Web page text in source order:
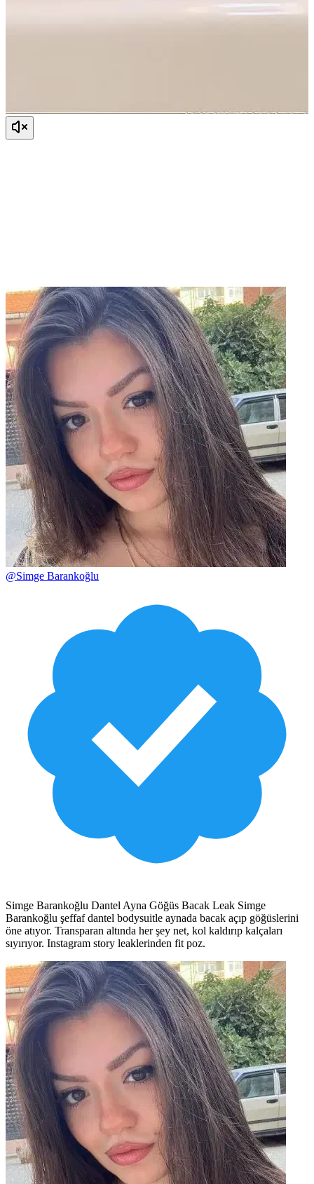
@Simge Barankoğlu
Simge Barankoğlu Dantel Ayna Göğüs Bacak Leak Simge
Barankoğlu şeffaf dantel bodysuitle aynada bacak açıp göğüslerini
öne atıyor. Transparan altında her şey net, kol kaldırıp kalçaları
sıyırıyor. Instagram story leaklerinden fit poz.